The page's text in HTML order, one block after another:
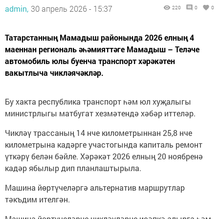
admin, 30 апрель 2026 - 15:37 220 0 0
Татарстанның Мамадыш районында 2026 елның 4
маеннан региональ әһәмияттәге Мамадыш – Теләче
автомобиль юлы буенча транспорт хәрәкәтен
вакытлыча чикләячәкләр.
Бу хакта республика транспорт һәм юл хуҗалыгы
министрлыгы матбугат хезмәтендә хәбәр иттеләр.
Чикләү трассаның 14 нче километрыннан 25,8 нче
километрына кадәрге участогында капиталь ремонт
үткәрү белән бәйле. Хәрәкәт 2026 елның 20 ноябренә
кадәр ябылыр дип планлаштырыла.
Машина йөртүчеләргә альтернатив маршрутлар
тәкъдим ителгән.